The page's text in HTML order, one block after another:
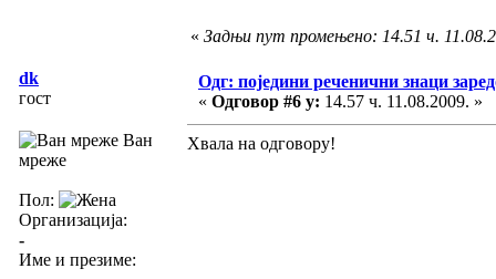
« Задњи пут промењено: 14.51 ч.
dk
гост
Ван
мреже
Пол:
Организација:
-
Име и презиме:
Одг: поједини реченични знаци
« Одговор #6 у: 14.57 ч. 11.08.2009. »
Хвала на одговору!